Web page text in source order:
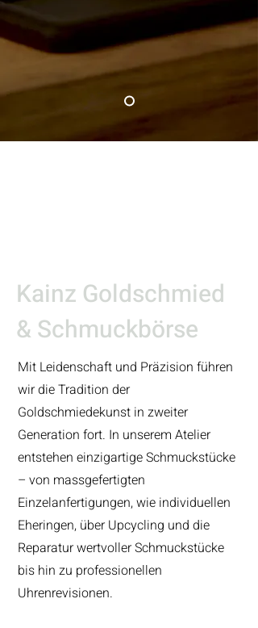
Kainz Goldschmied
& Schmuckbörse
Mit Leidenschaft und Präzision führen
wir die Tradition der
Goldschmiedekunst in zweiter
Generation fort. In unserem Atelier
entstehen einzigartige Schmuckstücke
– von massgefertigten
Einzelanfertigungen, wie individuellen
Eheringen, über Upcycling und die
Reparatur wertvoller Schmuckstücke
bis hin zu professionellen
Uhrenrevisionen.